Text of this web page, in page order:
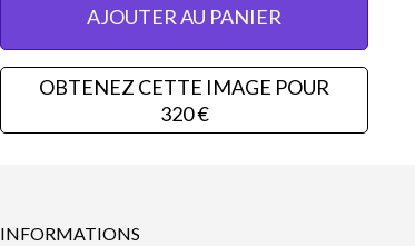
AJOUTER AU PANIER
OBTENEZ CETTE IMAGE POUR
320 €
INFORMATIONS